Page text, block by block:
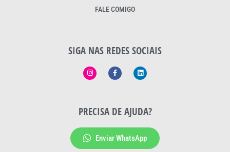
FALE COMIGO
SIGA NAS REDES SOCIAIS
PRECISA DE AJUDA?
Enviar WhatsApp